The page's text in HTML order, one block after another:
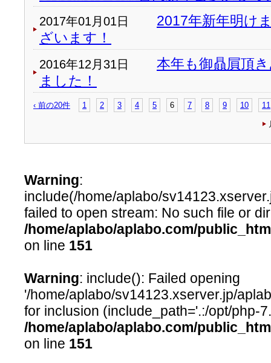
2017年01月01日
2017年新年明け
ざいます！
2016年12月31日
本年も御贔屓頂
ました！
‹ 前の20件 1 2 3 4 5 6 7 8 9 10 11
Warning:
include(/home/aplabo/
failed to open stream: No such file or
/home/aplabo/aplabo.com/
on line 151
Warning: include(): Failed opening
'/home/aplabo/sv14123.xserver.jp/
for inclusion (include_path='.:/opt/php-
/home/aplabo/aplabo.com/
on line 151